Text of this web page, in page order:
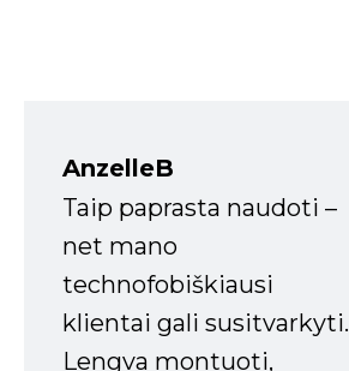
AnzelleB
Taip paprasta naudoti –
net mano
technofobiškiausi
klientai gali susitvarkyti.
Lengva montuoti,